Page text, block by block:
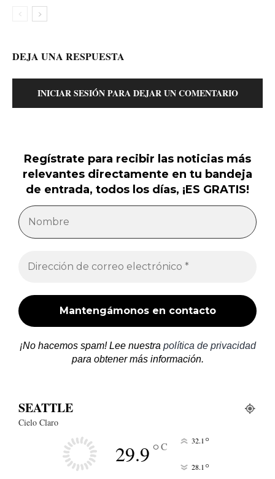
DEJA UNA RESPUESTA
INICIAR SESIÓN PARA DEJAR UN COMENTARIO
Regístrate para recibir las noticias más
relevantes directamente en tu bandeja
de entrada, todos los días, ¡ES GRATIS!
¡No hacemos spam! Lee nuestra política de privacidad
para obtener más información.
SEATTLE
Cielo Claro
29.9°C 32.1 °
28.1 °